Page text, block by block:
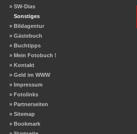
» SW-Dias
Sonstiges
» Bildagentur
» Gästebuch
» Buchtipps
» Mein Fotobuch !
» Kontakt
» Geld im WWW
» Impressum
» Fotolinks
» Partnerseiten
» Sitemap
» Bookmark